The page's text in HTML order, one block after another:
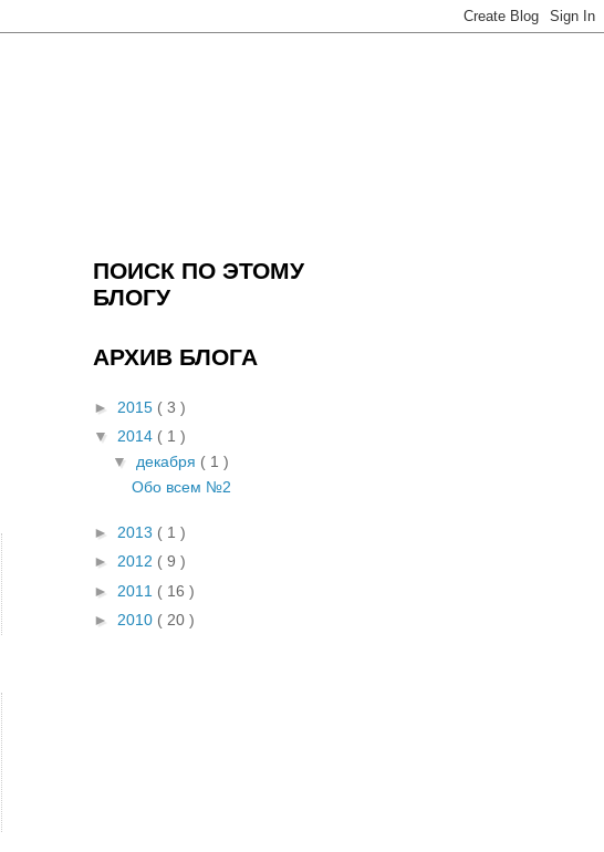
ПОИСК ПО ЭТОМУ
БЛОГУ
АРХИВ БЛОГА
► 2015 ( 3 )
▼ 2014 ( 1 )
▼ декабря ( 1 )
Обо всем №2
► 2013 ( 1 )
► 2012 ( 9 )
► 2011 ( 16 )
► 2010 ( 20 )